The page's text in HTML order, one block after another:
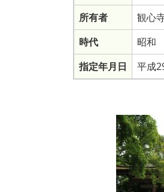
所有者
観心
時代
昭和
指定年月日
平成